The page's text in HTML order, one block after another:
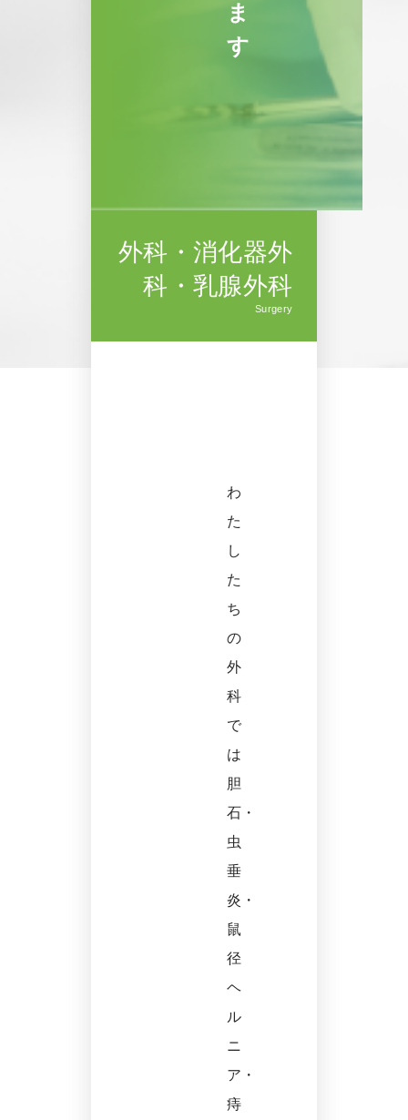
ま
す
外科・消化器外
科・乳腺外科
Surgery
わ
た
し
た
ち
の
外
科
で
は
胆
石・
虫
垂
炎・
鼠
径
ヘ
ル
ニ
ア・
痔